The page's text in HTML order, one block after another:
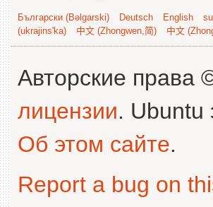
Български (Bəlgarski) Deutsch English
(ukrajins'ka)
中文 (Zhongwen,简) 中文
Авторские права
лицензии. Ubuntu
Об этом сайте.
Report a bug on